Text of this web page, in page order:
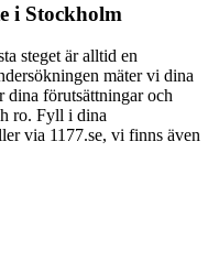
i Stockholm
steget är alltid en
mäter vi dina
dina förutsättningar och
ro. Fyll i dina
via 1177.se, vi finns även